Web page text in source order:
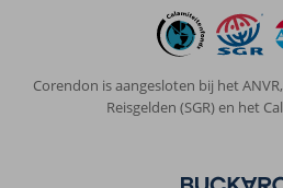
Corendon is aangesloten bij het
Reisgelden (SGR) en het